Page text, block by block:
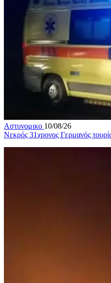
Αστυνομικο 10/08/26
Νεκρός 31χρονος Γερμανός